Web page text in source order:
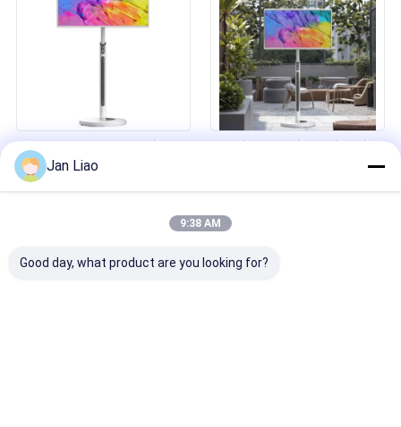
1080p 32 ইঞ্চি ইউএইচডি বড় পর্দা
বহনযোগ্য ঘোরানো স্মার্ট মোবাইল টিভি এলসিডি
ইনডোর বিজ্ঞাপন স্মার্ট ডিসপ্লে
Jan Liao
9:38 AM
Good day, what product are you looking for?